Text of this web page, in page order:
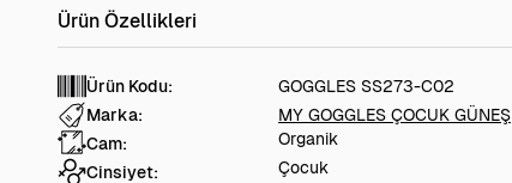
Ürün Kodu:
GOGGLES SS273-C02
Marka:
MY GOGGLES ÇOCUK GÜNEŞ
Cam:
Organik
Cinsiyet:
Çocuk